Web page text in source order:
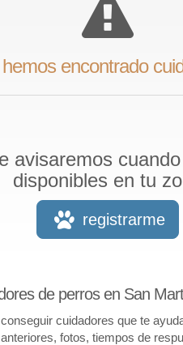
encontrado
avisaremos
disponibles en tu
registrarme
de perros en San
cuidadores que te
fotos, tiempos de